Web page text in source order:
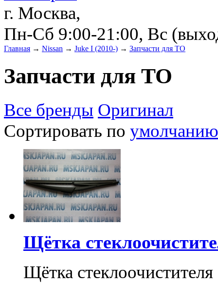
г. Москва,
Пн-Сб 9:00-21:00, Вс
Главная → Nissan → Juke I (2010-) → Запчасти для ТО
Запчасти для ТО
Все бренды Оригинал
Сортировать по умолчанию
Щётка
Щётка